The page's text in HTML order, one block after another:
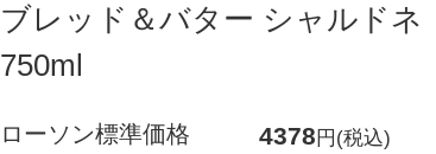
ブレッド＆バター シャルドネ
750ml
ローソン標準価格 4378 円(税込)